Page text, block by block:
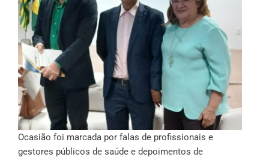
Ocasião foi marcada por falas de profissionais e
gestores públicos de saúde e depoimentos de